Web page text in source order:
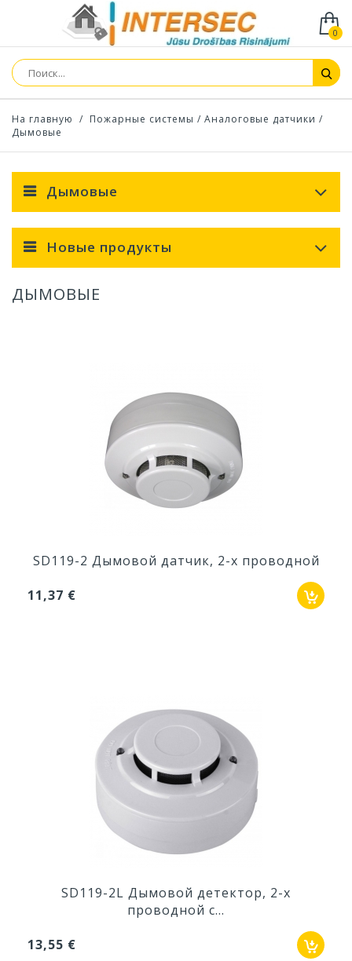
0
На главную / Пожарные системы / Аналоговые датчики /
Дымовые
Дымовые
Новые продукты
ДЫМОВЫЕ
SD119-2 Дымовой датчик, 2-х проводной
11,37 €
SD119-2L Дымовой детектор, 2-х
проводной с...
13,55 €